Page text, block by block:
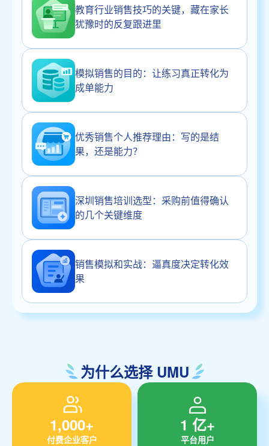
教育行业销售技巧的关键，藏在家长
犹豫时的反复跟进里
模拟销售的目的：让练习真正转化为
成单能力
优秀销售个人推荐理由：写的是结
果，还是能力？
深圳销售培训选型：采购前值得确认
的几个关键维度
销售模拟和实战：逼真度决定转化效
果
为什么选择 UMU
1,000+
付费企业客户
1 亿+
平台用户